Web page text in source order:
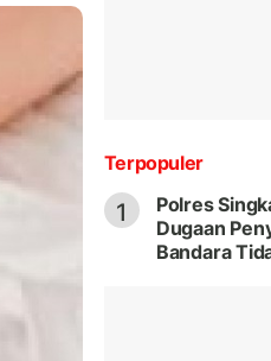
Terpopuler
1
Polres
Dugaan
Bandara